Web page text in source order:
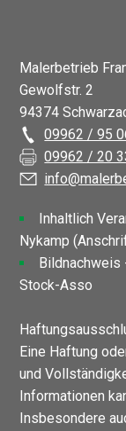
Malerbetrieb
Gewolfstr. 2
94374
09962 / 95
09962 / 20
Inhaltlich
Nykamp
Stock-Asso
Eine Haftung
und
Informationen
Insbesondere